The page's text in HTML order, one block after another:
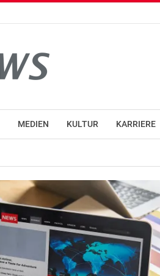
MEDIEN KULTUR KARRIERE